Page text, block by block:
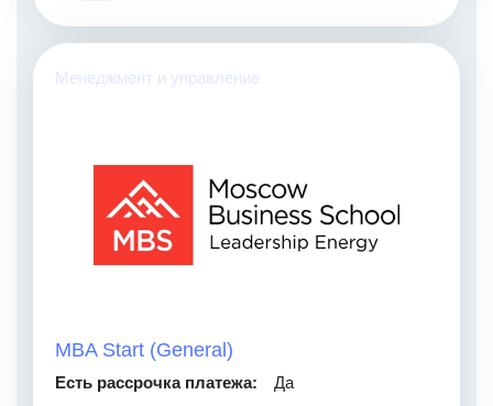
Менеджмент и управление
MBA Start (General)
Есть рассрочка платежа:
Да